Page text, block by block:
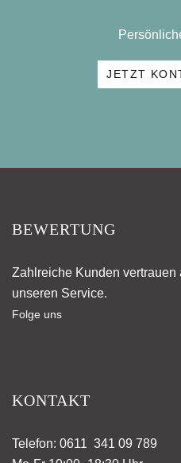
JETZT
BEWERTUNG
Zahlreiche Kunden vertrauen
unseren Service.
Folge uns
KONTAKT
Telefon: 0611 341 09 789